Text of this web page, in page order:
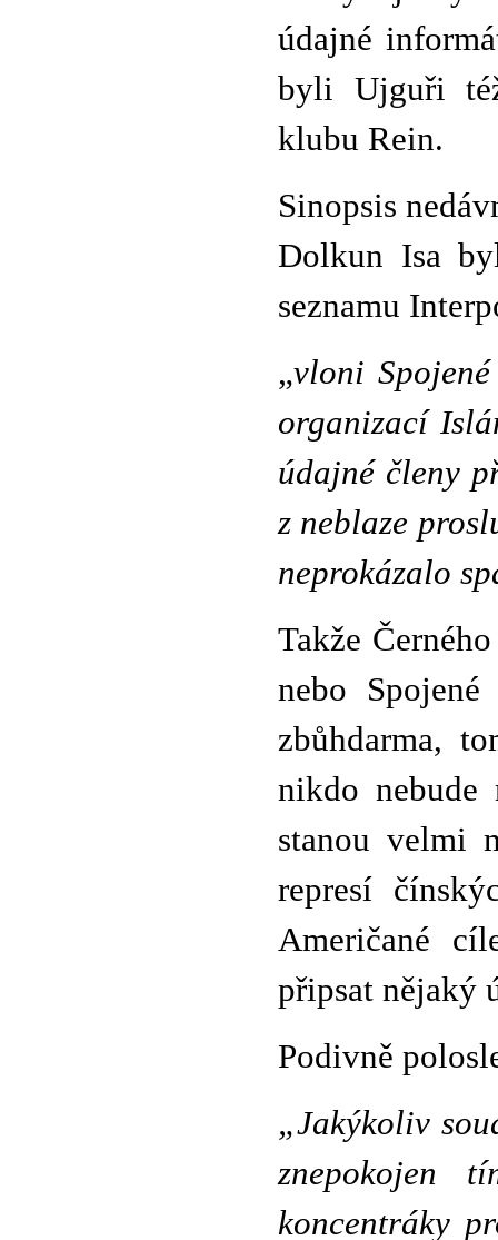
údajné
byli Ujguři
klubu Rein.
Sinopsis
Dolkun Isa
seznamu
„vloni
organizací
údajné členy
z neblaze
neprokázalo
Takže
nebo
zbůhdarma,
nikdo
stanou velmi
represí
Američané
připsat nějaký
Podivně
„Jakýkoliv
znepokojen
koncentráky